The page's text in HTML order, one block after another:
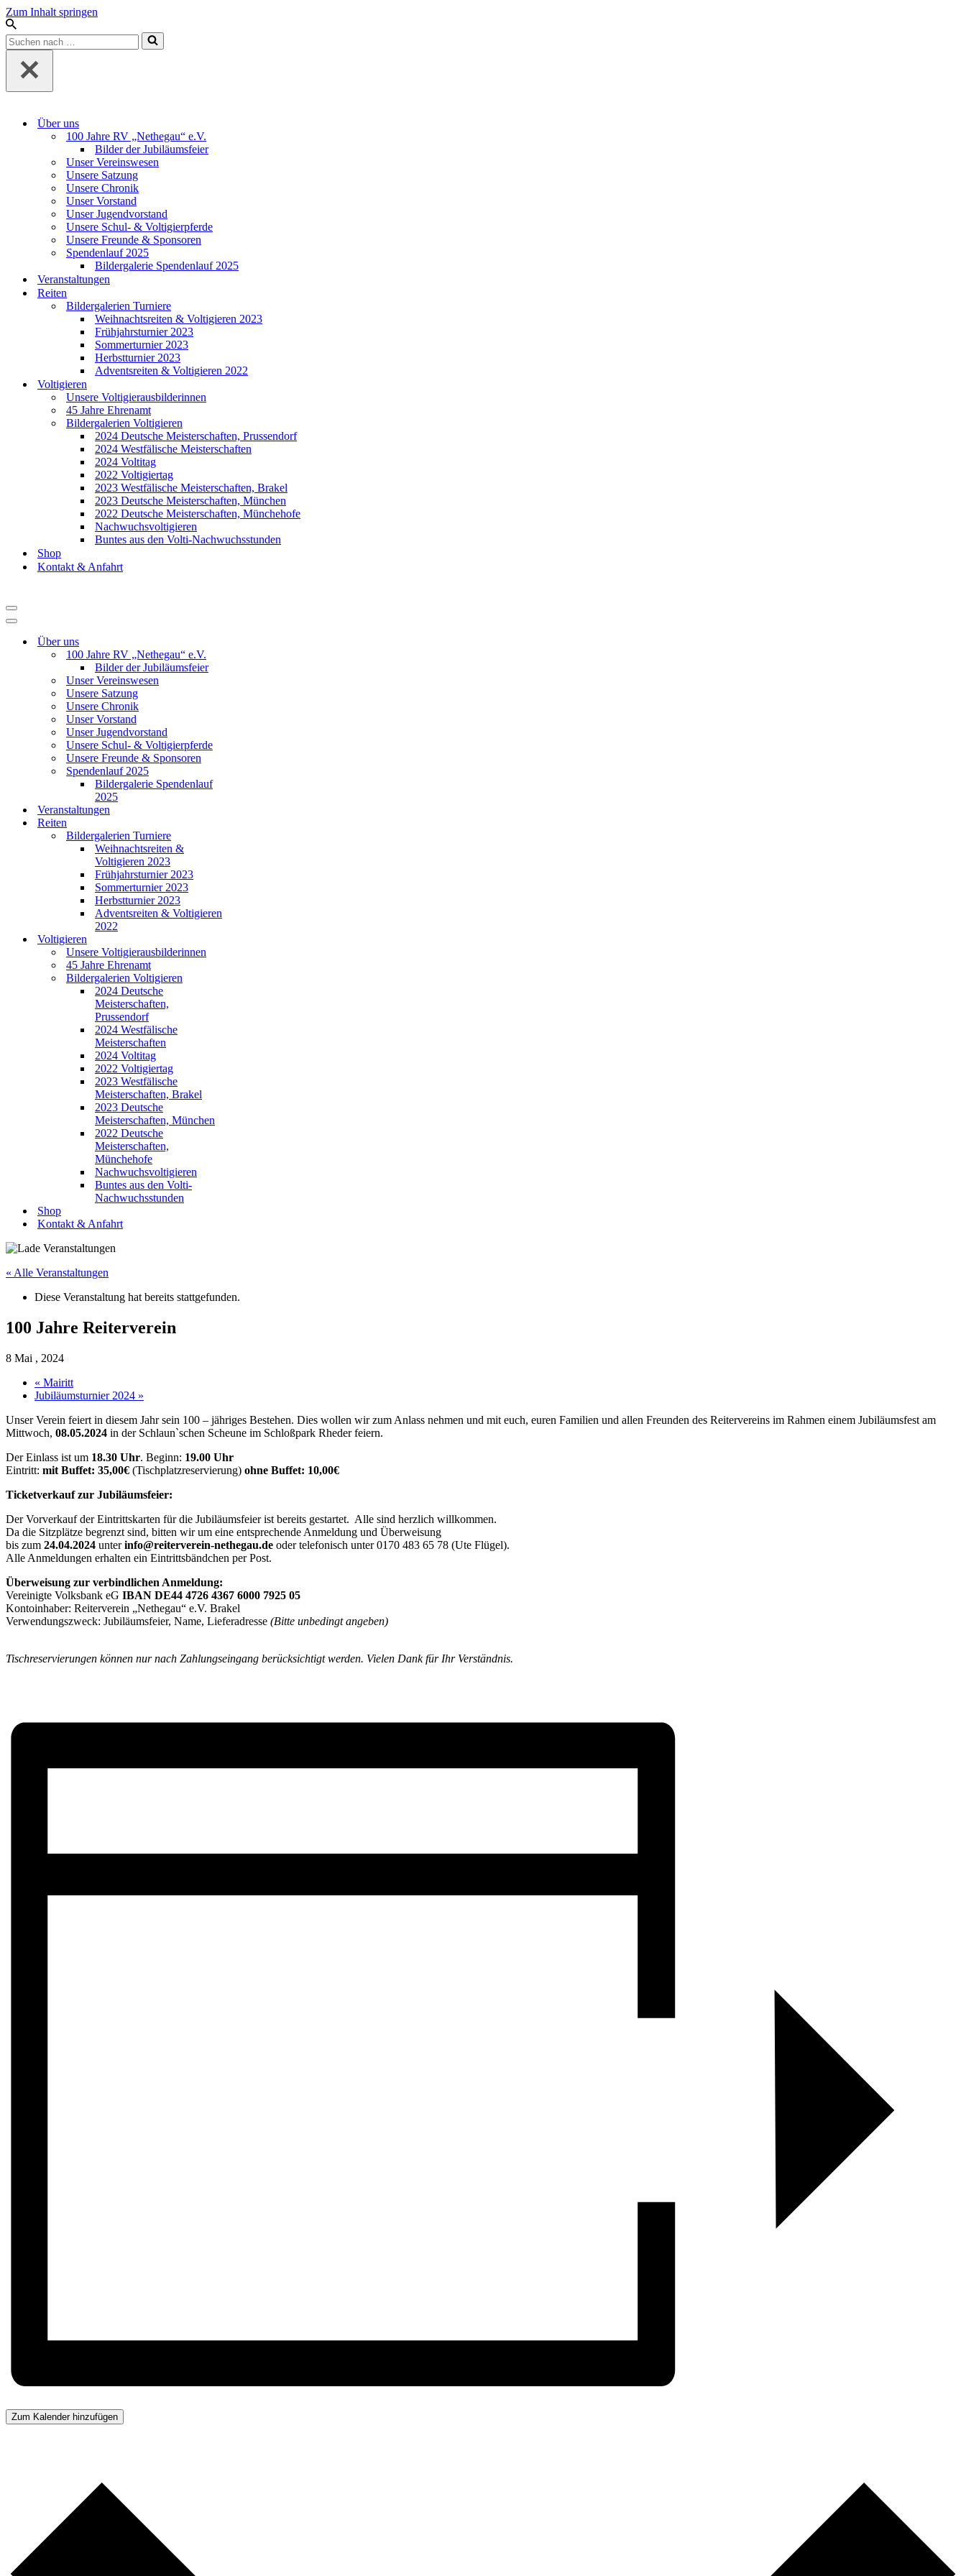
Zum Inhalt springen
Suchen
nach …
Über uns
100 Jahre RV „Nethegau“ e.V.
Bilder der Jubiläumsfeier
Unser Vereinswesen
Unsere Satzung
Unsere Chronik
Unser Vorstand
Unser Jugendvorstand
Unsere Schul- & Voltigierpferde
Unsere Freunde & Sponsoren
Spendenlauf 2025
Bildergalerie Spendenlauf 2025
Veranstaltungen
Reiten
Bildergalerien Turniere
Weihnachtsreiten & Voltigieren 2023
Frühjahrsturnier 2023
Sommerturnier 2023
Herbstturnier 2023
Adventsreiten & Voltigieren 2022
Voltigieren
Unsere Voltigierausbilderinnen
45 Jahre Ehrenamt
Bildergalerien Voltigieren
2024 Deutsche Meisterschaften, Prussendorf
2024 Westfälische Meisterschaften
2024 Voltitag
2022 Voltigiertag
2023 Westfälische Meisterschaften, Brakel
2023 Deutsche Meisterschaften, München
2022 Deutsche Meisterschaften, Münchehofe
Nachwuchsvoltigieren
Buntes aus den Volti-Nachwuchsstunden
Shop
Kontakt & Anfahrt
Navigationsmenü
Navigationsmenü
Über uns
100 Jahre RV „Nethegau“ e.V.
Bilder der Jubiläumsfeier
Unser Vereinswesen
Unsere Satzung
Unsere Chronik
Unser Vorstand
Unser Jugendvorstand
Unsere Schul- & Voltigierpferde
Unsere Freunde & Sponsoren
Spendenlauf 2025
Bildergalerie Spendenlauf
2025
Veranstaltungen
Reiten
Bildergalerien Turniere
Weihnachtsreiten &
Voltigieren 2023
Frühjahrsturnier 2023
Sommerturnier 2023
Herbstturnier 2023
Adventsreiten & Voltigieren
2022
Voltigieren
Unsere Voltigierausbilderinnen
45 Jahre Ehrenamt
Bildergalerien Voltigieren
2024 Deutsche
Meisterschaften,
Prussendorf
2024 Westfälische
Meisterschaften
2024 Voltitag
2022 Voltigiertag
2023 Westfälische
Meisterschaften, Brakel
2023 Deutsche
Meisterschaften, München
2022 Deutsche
Meisterschaften,
Münchehofe
Nachwuchsvoltigieren
Buntes aus den Volti-
Nachwuchsstunden
Shop
Kontakt & Anfahrt
« Alle Veranstaltungen
Diese Veranstaltung hat bereits stattgefunden.
100 Jahre Reiterverein
8 Mai , 2024
« Mairitt
Jubiläumsturnier 2024 »
Unser Verein feiert in diesem Jahr sein 100 – jähriges Bestehen. Dies wollen wir zum Anlass nehmen und mit euch, euren Familien und allen Freunden des Reitervereins im Rahmen einem Jubiläumsfest am
Mittwoch, 08.05.2024 in der Schlaun`schen Scheune im Schloßpark Rheder feiern.
Der Einlass ist um 18.30 Uhr. Beginn: 19.00 Uhr
Eintritt: mit Buffet: 35,00€ (Tischplatzreservierung) ohne Buffet: 10,00€
Ticketverkauf zur Jubiläumsfeier:
Der Vorverkauf der Eintrittskarten für die Jubiläumsfeier ist bereits gestartet. Alle sind herzlich willkommen.
Da die Sitzplätze begrenzt sind, bitten wir um eine entsprechende Anmeldung und Überweisung
bis zum 24.04.2024 unterinfo@reiterverein-nethegau.de oder telefonisch unter 0170 483 65 78 (Ute Flügel).
Alle Anmeldungen erhalten ein Eintrittsbändchen per Post.
Überweisung zur verbindlichen Anmeldung:
Vereinigte Volksbank eG IBAN DE44 4726 4367 6000 7925 05
Kontoinhaber: Reiterverein „Nethegau“ e.V. Brakel
Verwendungszweck: Jubiläumsfeier, Name, Lieferadresse (Bitte unbedingt angeben)
Tischreservierungen können nur nach Zahlungseingang berücksichtigt werden. Vielen Dank für Ihr Verständnis.
Zum Kalender hinzufügen